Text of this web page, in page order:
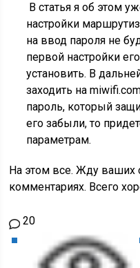
В статья я об этом
настройки
на ввод пароля не
первой настройки
установить. В
заходить на
пароль, который
его забыли, то
параметрам.
На этом все. Жду ваших
комментариях. Всего
20